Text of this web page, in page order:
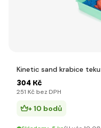
Kinetic sand krabice
304 Kč
251 Kč bez DPH
+ 10 bodů